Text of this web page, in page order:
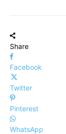
Share
Facebook
Twitter
Pinterest
WhatsApp